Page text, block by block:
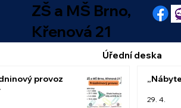
ZŠ a MŠ Brno,
Křenová 21
Úřední deska
provoz
29. 4.